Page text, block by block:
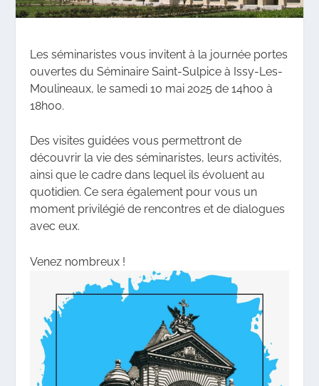
Les séminaristes vous invitent à la journée portes
ouvertes du Séminaire Saint-Sulpice à Issy-Les-
Moulineaux, le samedi 10 mai 2025 de 14h00 à
18h00.
Des visites guidées vous permettront de
découvrir la vie des séminaristes, leurs activités,
ainsi que le cadre dans lequel ils évoluent au
quotidien. Ce sera également pour vous un
moment privilégié de rencontres et de dialogues
avec eux.
Venez nombreux !